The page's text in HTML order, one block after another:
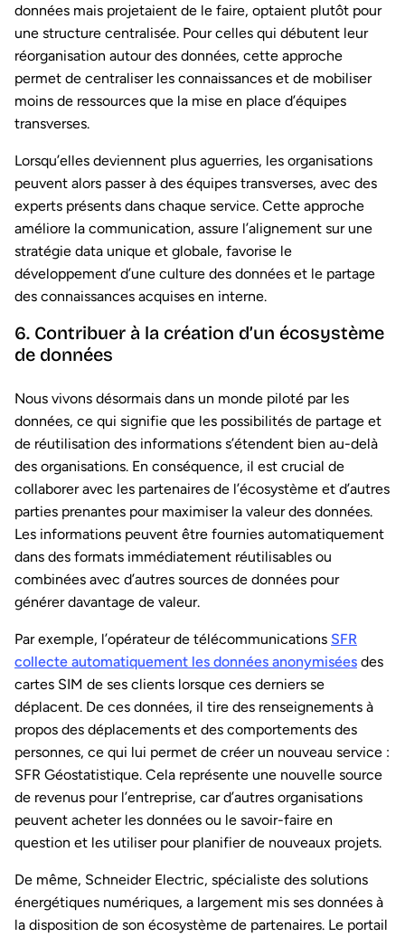
données mais projetaient de le faire, optaient plutôt pour
une structure centralisée. Pour celles qui débutent leur
réorganisation autour des données, cette approche
permet de centraliser les connaissances et de mobiliser
moins de ressources que la mise en place d’équipes
transverses.
Lorsqu’elles deviennent plus aguerries, les organisations
peuvent alors passer à des équipes transverses, avec des
experts présents dans chaque service. Cette approche
améliore la communication, assure l’alignement sur une
stratégie data unique et globale, favorise le
développement d’une culture des données et le partage
des connaissances acquises en interne.
6. Contribuer à la création d’un écosystème
de données
Nous vivons désormais dans un monde piloté par les
données, ce qui signifie que les possibilités de partage et
de réutilisation des informations s’étendent bien au-delà
des organisations. En conséquence, il est crucial de
collaborer avec les partenaires de l’écosystème et d’autres
parties prenantes pour maximiser la valeur des données.
Les informations peuvent être fournies automatiquement
dans des formats immédiatement réutilisables ou
combinées avec d’autres sources de données pour
générer davantage de valeur.
Par exemple, l’opérateur de télécommunications SFR
collecte automatiquement les données anonymisées des
cartes SIM de ses clients lorsque ces derniers se
déplacent. De ces données, il tire des renseignements à
propos des déplacements et des comportements des
personnes, ce qui lui permet de créer un nouveau service :
SFR Géostatistique. Cela représente une nouvelle source
de revenus pour l’entreprise, car d’autres organisations
peuvent acheter les données ou le savoir-faire en
question et les utiliser pour planifier de nouveaux projets.
De même, Schneider Electric, spécialiste des solutions
énergétiques numériques, a largement mis ses données à
la disposition de son écosystème de partenaires. Le portail